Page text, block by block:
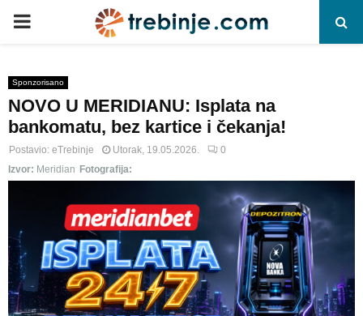
P
I
M
R
Y
Sponzorisano
NOVO U MERIDIANU: Isplata na
bankomatu, bez kartice i čekanja!
Postavio: eTrebinje Utorak, 19.05.2026.
0
Izvor: Meridian Fotografija: